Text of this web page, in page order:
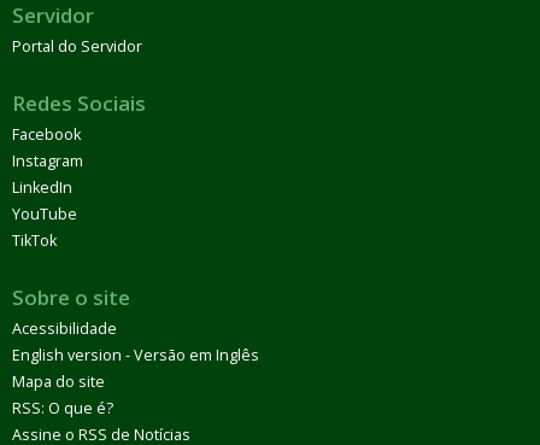
Servidor
Portal do Servidor
Redes Sociais
Facebook
Instagram
LinkedIn
YouTube
TikTok
Sobre o site
Acessibilidade
English version - Versão em Inglês
Mapa do site
RSS: O que é?
Assine o RSS de Notícias